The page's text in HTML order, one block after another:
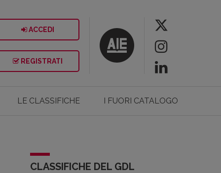
ACCEDI
REGISTRATI
LE CLASSIFICHE I FUORI CATALOGO
CLASSIFICHE DEL GDL